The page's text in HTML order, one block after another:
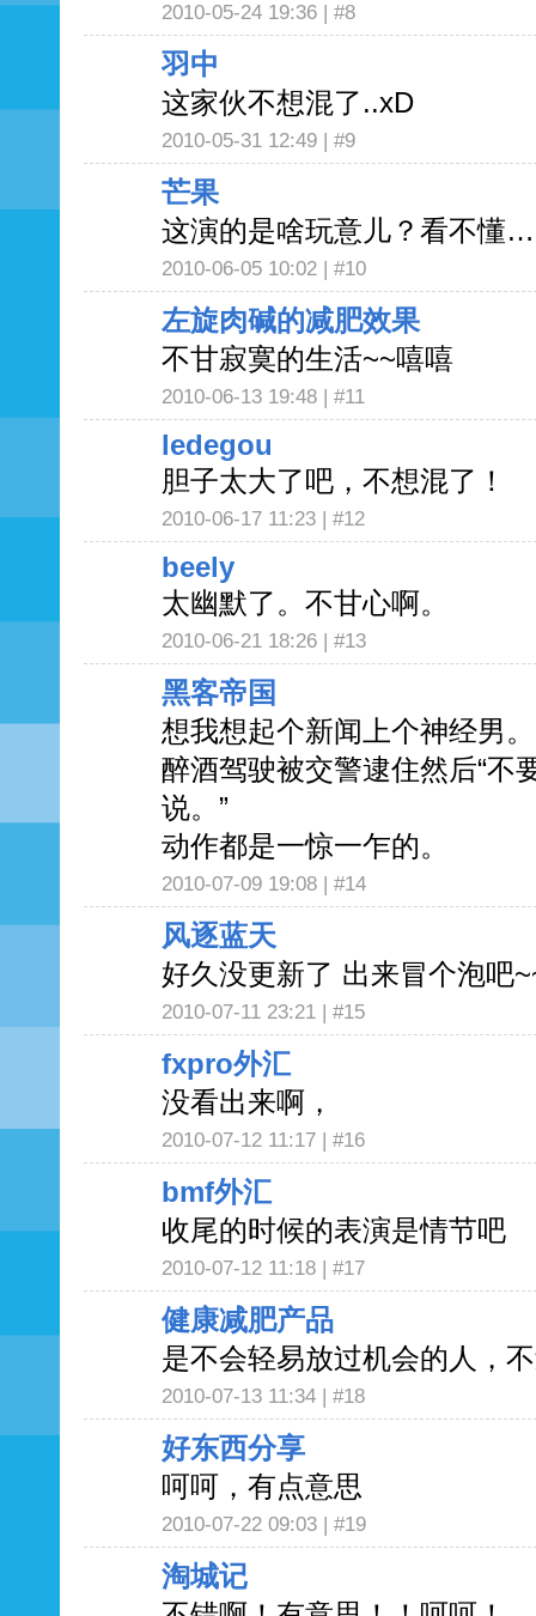
2010-05-24 19:36 | #8
羽中
这家伙不想混了..xD
2010-05-31 12:49 | #9
芒果
这演的是啥玩意儿？看不懂
2010-06-05 10:02 | #10
左旋肉碱的减肥效果
不甘寂寞的生活~~嘻嘻
2010-06-13 19:48 | #11
ledegou
胆子太大了吧，不想混了！
2010-06-17 11:23 | #12
beely
太幽默了。不甘心啊。
2010-06-21 18:26 | #13
黑客帝国
想我想起个新闻上个神经男。
醉酒驾驶被交警逮住然后“不
说。”
动作都是一惊一乍的。
2010-07-09 19:08 | #14
风逐蓝天
好久没更新了 出来冒个泡吧
2010-07-11 23:21 | #15
fxpro外汇
没看出来啊，
2010-07-12 11:17 | #16
bmf外汇
收尾的时候的表演是情节吧
2010-07-12 11:18 | #17
健康减肥产品
是不会轻易放过机会的人，
2010-07-13 11:34 | #18
好东西分享
呵呵，有点意思
2010-07-22 09:03 | #19
淘城记